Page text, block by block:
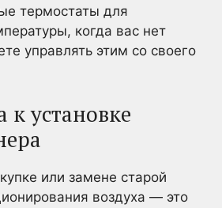
термостаты для
когда вас нет
управлять этим со своего
к установке
или замене старой
воздуха — это